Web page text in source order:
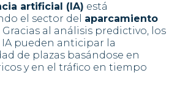
artificial (IA) está
el sector del aparcamiento
Gracias al análisis predictivo, los
IA pueden anticipar la
de plazas basándose en
y en el tráfico en tiempo